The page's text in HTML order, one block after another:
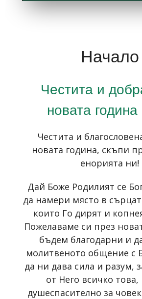
Начало
Честита и
новата
Честита и
новата година, скъпи
енорията ни!
Дай Боже Родилият се
да намери място в
които Го дирят и
Пожелаваме си през
бъдем благодарни и
молитвеното общение с
да ни дава сила и разум,
от Него всичко това,
душеспасително за